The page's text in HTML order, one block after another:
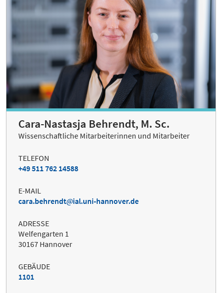
Cara-Nastasja Behrendt, M. Sc.
Wissenschaftliche Mitarbeiterinnen und Mitarbeiter
TELEFON
+49 511 762 14588
E-MAIL
cara.behrendt
ial.uni-hannover.de
ADRESSE
Welfengarten 1
30167 Hannover
GEBÄUDE
1101